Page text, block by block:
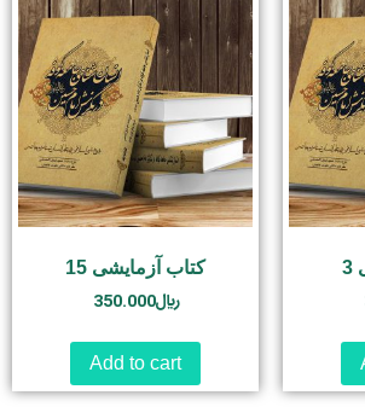
کتاب آزمایشی 15
﷼350.000
Add to cart
3